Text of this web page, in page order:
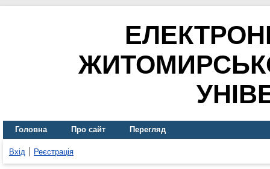
Головна Про сайт Перегляд
Вхід Реєстрація